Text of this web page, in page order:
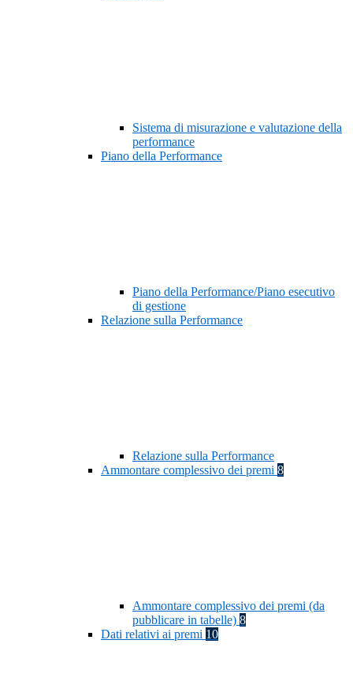
Sistema di misurazione e valutazione della
performance
Piano della Performance
Piano della Performance/Piano esecutivo
di gestione
Relazione sulla Performance
Relazione sulla Performance
Ammontare complessivo dei premi 8
Ammontare complessivo dei premi (da
pubblicare in tabelle) 8
Dati relativi ai premi 10